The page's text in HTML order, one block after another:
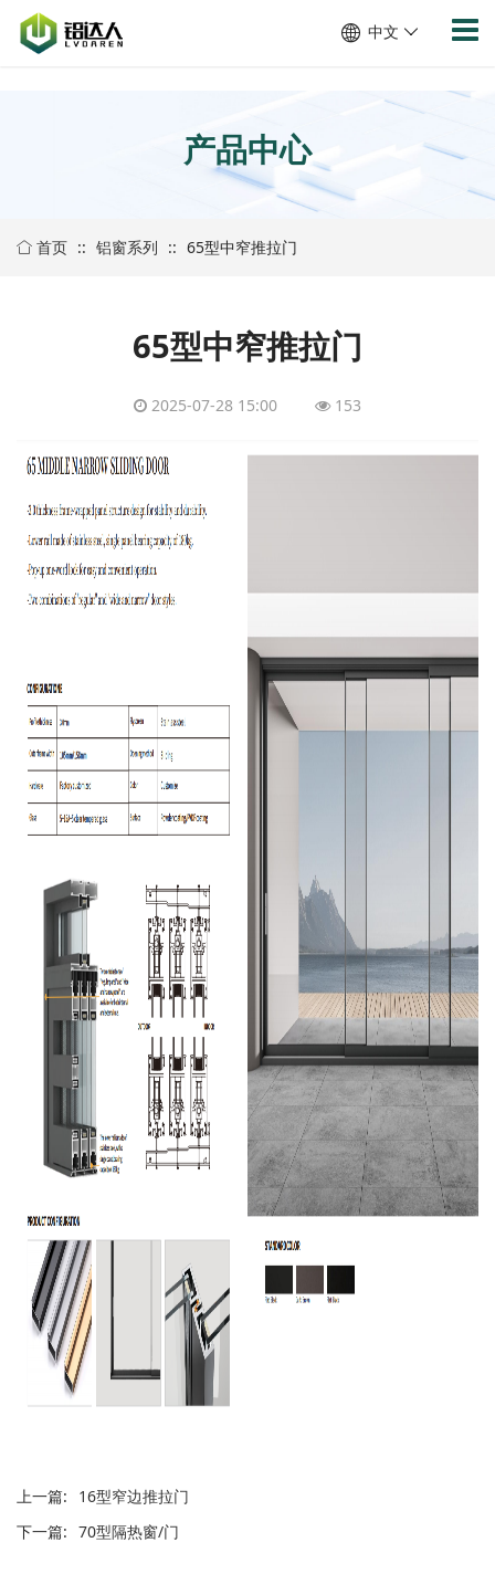
中文
产品中心
首页 :: 铝窗系列 :: 65型中窄推拉门
65型中窄推拉门
2025-07-28 15:00 153
上一篇:
16型窄边推拉门
下一篇: 70型隔热窗/门